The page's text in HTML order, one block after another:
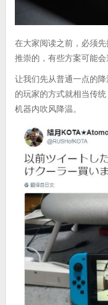
在大家阅读之前，必须
推崇的，有些方案可能会
让我们先从普通一点的
的玩家的方式就相当传
机器内吹风降温。